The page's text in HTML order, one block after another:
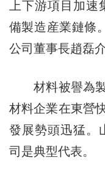
上下游項目加
備製造産業鏈條
公司董事長趙磊介
材料被譽為製
材料企業在東營
發展勢頭迅猛。
司是典型代表。